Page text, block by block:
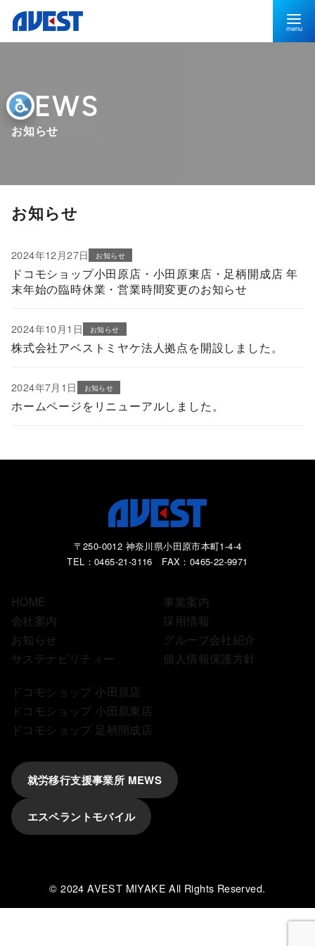
お知らせ
お知らせ
2024年12月27日 お知らせ
ドコモショップ小田原店・小田原東店・足柄開成店 年
末年始の臨時休業・営業時間変更のお知らせ
2024年10月1日 お知らせ
株式会社アベストミヤケ法人拠点を開設しました。
2024年7月1日 お知らせ
ホームページをリニューアルしました。
〒250-0012 神奈川県小田原市本町1-4-4
TEL：0465-21-3116 FAX：0465-22-9971
HOME
事業案内
会社案内
採用情報
お知らせ
グループ会社紹介
サステナビリティー
個人情報保護方針
ドコモショップ 小田原店
ドコモショップ 小田原東店
ドコモショップ 足柄開成店
就労移行支援事業所 MEWS
エスペラントモバイル
© 2024AVEST MIYAKE All Rights Reserved.